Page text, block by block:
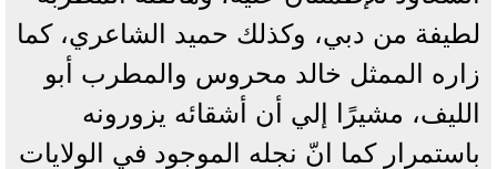
لطيفة من دبي، وكذلك حميد الشاعري، كما
زاره الممثل خالد محروس والمطرب أبو
الليف، مشيرًا إلي أن أشقائه يزورونه
باستمرار كما انّ نجله الموجود في الولايات